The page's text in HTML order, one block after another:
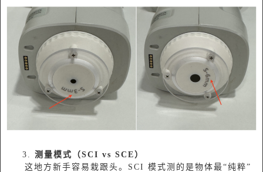
3. 测量模式（SCI vs SCE）
这地方新手容易栽跟头。SCI 模式测的是物体最“纯粹”